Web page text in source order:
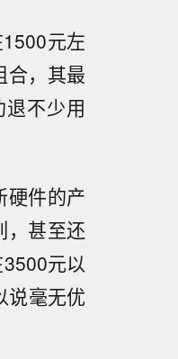
元左
合，其最
不少用
硬件的产
，甚至还
元以
说毫无优